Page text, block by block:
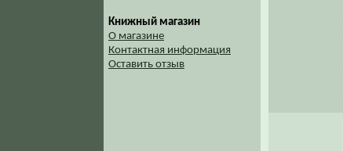
Книжный магазин
О магазине
Контактная информация
Оставить отзыв